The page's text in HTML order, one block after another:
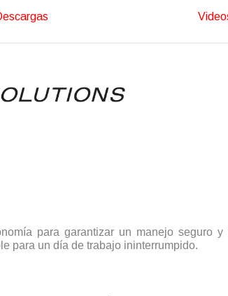
para garantizar un manejo seguro
para un día de trabajo ininterrumpido.